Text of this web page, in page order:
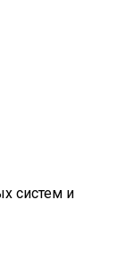
систем и